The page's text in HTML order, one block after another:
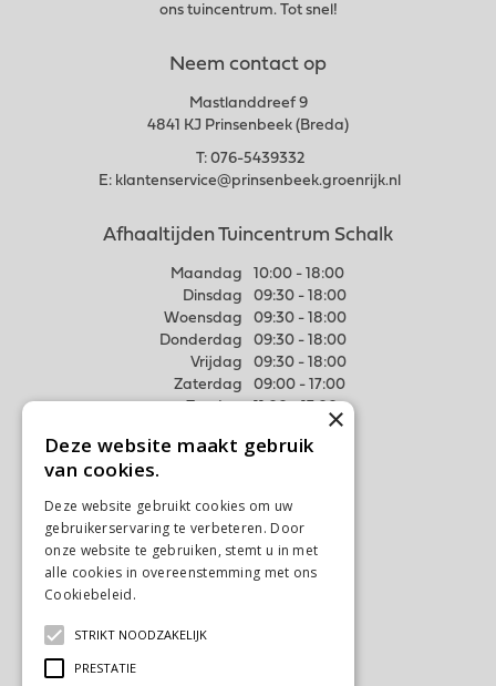
ons tuincentrum. Tot snel!
Neem contact op
Mastlanddreef 9
4841 KJ Prinsenbeek (Breda)
T: 076-5439332
E: klantenservice@prinsenbeek.groenrijk.nl
Afhaaltijden Tuincentrum Schalk
Maandag
10:00 - 18:00
Dinsdag
09:30 - 18:00
Woensdag
09:30 - 18:00
Donderdag
09:30 - 18:00
Vrijdag
09:30 - 18:00
Zaterdag
09:00 - 17:00
Meer weten
Algemene voorwaarden
Privacy Statement
Disclaimer
×
Deze website maakt gebruik
van cookies.
Deze website gebruikt cookies om uw
gebruikerservaring te verbeteren. Door
onze website te gebruiken, stemt u in met
alle cookies in overeenstemming met ons
Cookiebeleid.
STRIKT NOODZAKELIJK
PRESTATIE